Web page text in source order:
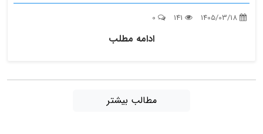
ادامه مطلب
مطالب بیشتر